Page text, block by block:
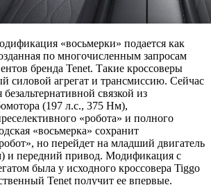
«восьмерки» подается как
по многочисленным запросам
бренда Tenet. Такие кроссоверы
силовой агрегат и трансмиссию. Сейчас
связкой из
(197 л.с., 375 Нм),
«робота» и полного
«восьмерка» сохранит
но перейдет на младший двигатель
и передний привод. Модификация с
была у исходного кроссовера Tiggo
Tenet получит ее впервые.